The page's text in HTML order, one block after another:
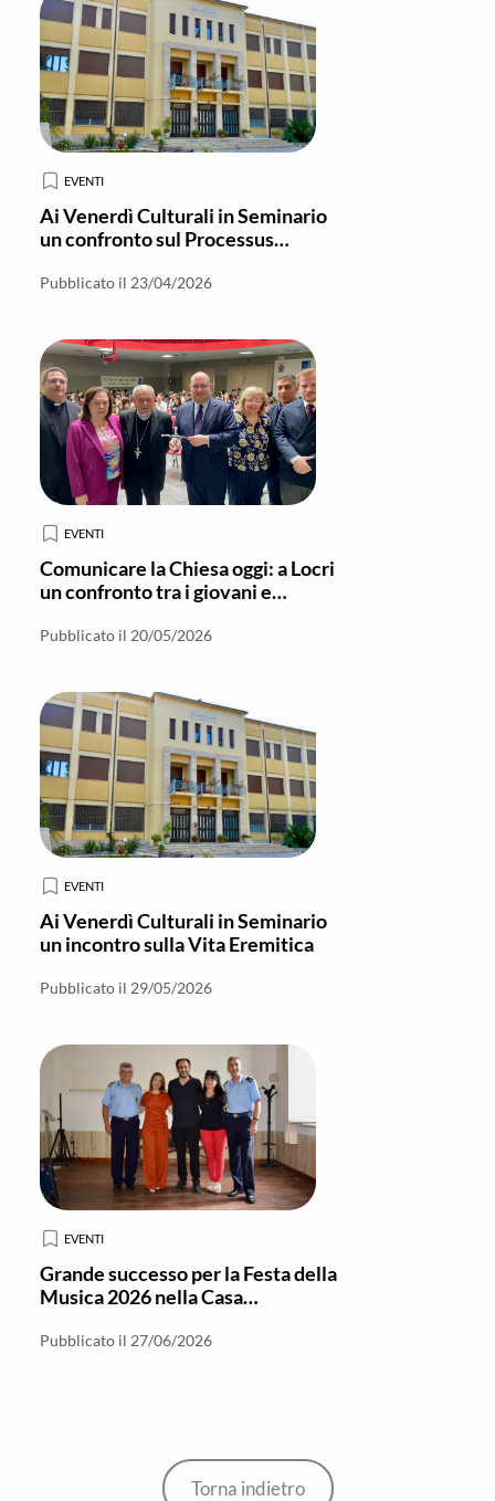
EVENTI
Ai Venerdì Culturali in Seminario
un confronto sul Processus
Pubblicato il 23/04/2026
EVENTI
Comunicare la Chiesa oggi: a Locri
un confronto tra i giovani e
Pubblicato il 20/05/2026
EVENTI
Ai Venerdì Culturali in Seminario
un incontro sulla Vita Eremitica
Pubblicato il 29/05/2026
EVENTI
Grande successo per la Festa della
Musica 2026 nella Casa
Pubblicato il 27/06/2026
Torna indietro